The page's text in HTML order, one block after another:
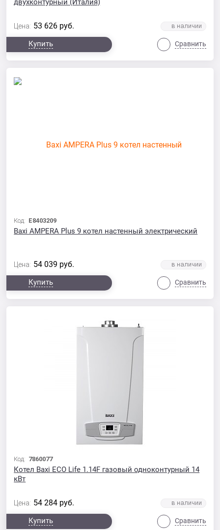
двухконтурный (Италия)
Цена: 53 626 руб.
Купить Сравнить
Код: E8403209
Baxi AMPERA Plus 9 котел настенный электрический
Цена: 54 039 руб.
Купить Сравнить
Код: 7860077
Котел Baxi ECO Life 1.14F газовый одноконтурный 14
кВт
Цена: 54 284 руб.
Купить Сравнить